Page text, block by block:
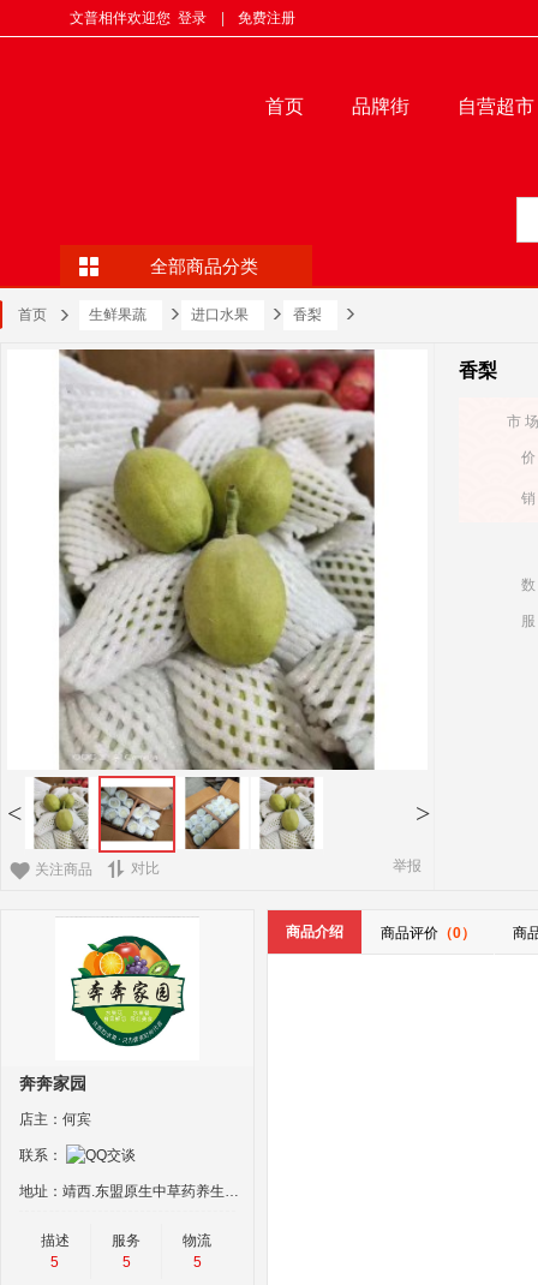
文普相伴欢迎您 登录 免费注册
首页 品牌街 自营超市
全部商品分类
首页 生鲜果蔬 进口水果 香梨
< >
关注商品 对比 举报
香梨
市
奔奔家园
店主：何宾
联系：
地址：靖西.东盟原生中草药养生物流中心15号 楼115-116号商铺“经营场所:靖西市新 靖镇吉坡村地州屯‘叫喊’谷
描述
5
服务
5
物流
5
商品介绍 商品评价 （0） 商